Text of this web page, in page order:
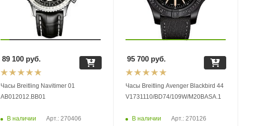
Часы Breitling Navitimer 01
AB012012.BB01
В наличии Арт.: 270406
89 100 руб.
Часы Breitling Avenger Blackbird 44
V1731110/BD74/109W/M20BASA.1
В наличии Арт.: 270126
95 700руб.